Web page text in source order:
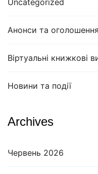
Uncategorized
Анонси та оголошення
Віртуальні книжкові
Новини та події
Archives
Червень 2026